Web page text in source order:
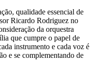
qualidade essencial de
Ricardo Rodriguez no
da orquestra
que cumpre o papel de
instrumento e cada voz é
e se complementando de